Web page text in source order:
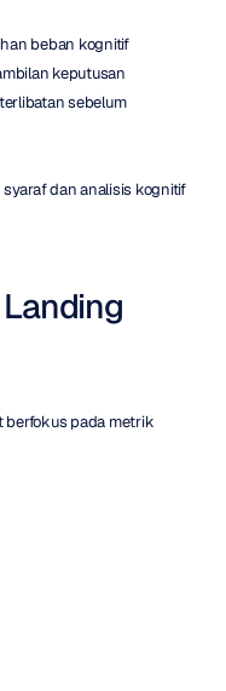
beban kognitif
keputusan
sebelum
dan analisis kognitif
berfokus pada metrik